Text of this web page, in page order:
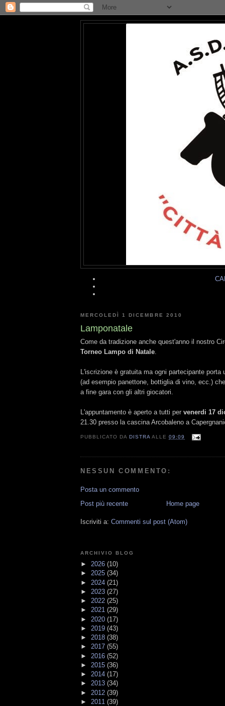
MERCOLEDÌ 1 DICEMBRE 2010
Lamponatale
Come da tradizione anche quest'anno il nostro
Torneo Lampo di Natale
L'iscrizione è gratuita ma ogni partecipante porta
(ad esempio panettone, bottiglia di vino, ecc.)
a fine gara con gli altri giocatori.
L'appuntamento è aperto a tutti per venerdi 17
21.30 presso la cascina Arcobaleno a
PUBBLICATO DA DISTRA ALLE09:09
NESSUN COMMENTO:
Posta un commento
Post più recente
Home page
Iscriviti a: Commenti sul post (Atom)
ARCHIVIO BLOG
► 2026 (10)
► 2025 (34)
► 2024 (21)
► 2023 (27)
► 2022 (25)
► 2021 (29)
► 2020 (17)
► 2019 (43)
► 2018 (38)
► 2017 (55)
► 2016 (52)
► 2015 (36)
► 2014 (17)
► 2013 (34)
► 2012 (39)
► 2011 (39)